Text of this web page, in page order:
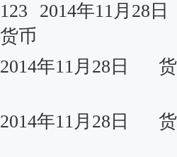
123
2014年11月28日
货币
2014年11月28日
2014年11月28日